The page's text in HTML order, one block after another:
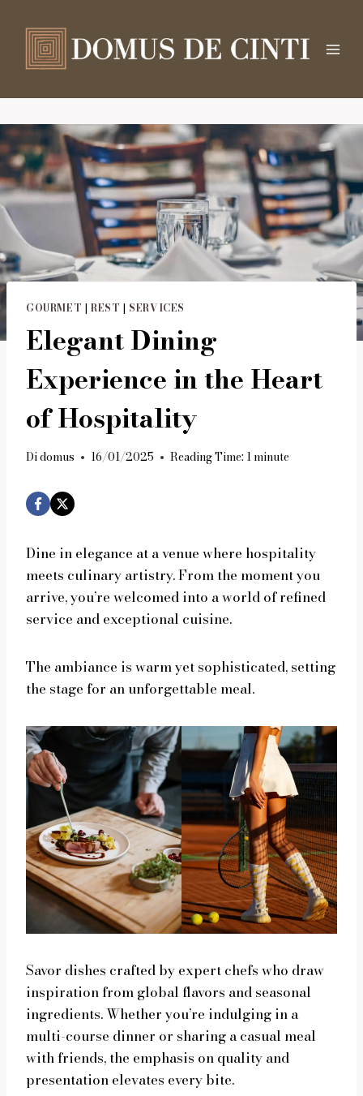
contenuto
GOURMET | REST | SERVICES
Elegant Dining
Experience in the Heart
of Hospitality
Didomus 16/01/2025 Reading Time: 1 minute
Dine in elegance at a venue where hospitality
meets culinary artistry. From the moment you
arrive, you’re welcomed into a world of refined
service and exceptional cuisine.
The ambiance is warm yet sophisticated, setting
the stage for an unforgettable meal.
Savor dishes crafted by expert chefs who draw
inspiration from global flavors and seasonal
ingredients. Whether you’re indulging in a
multi-course dinner or sharing a casual meal
with friends, the emphasis on quality and
presentation elevates every bite.